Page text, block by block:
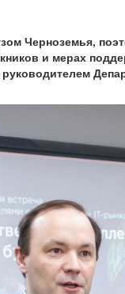
Черноземья,
и мерах